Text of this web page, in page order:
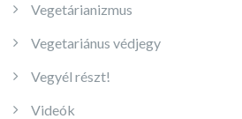
Vegetárianizmus
Vegetariánus védjegy
Vegyél részt!
Videók